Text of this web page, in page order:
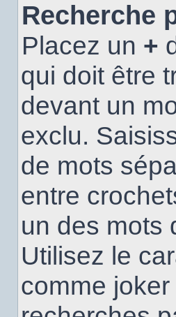
Recherche
Placez un +
qui doit être
devant un
exclu.
de mots
entre
un des mots
Utilisez le
comme